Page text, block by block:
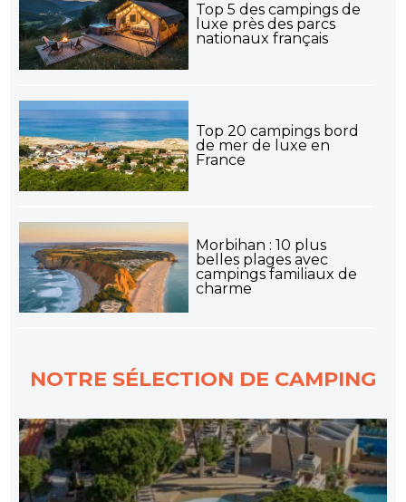
Top 5 des campings de
luxe près des parcs
nationaux français
Top 20 campings bord
de mer de luxe en
France
Morbihan : 10 plus
belles plages avec
campings familiaux de
charme
NOTRE SÉLECTION DE CAMPING